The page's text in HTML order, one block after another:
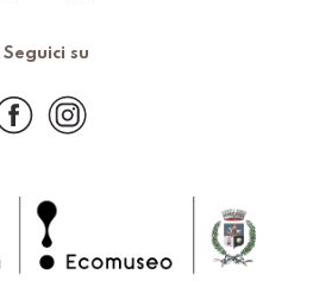
Seguici su